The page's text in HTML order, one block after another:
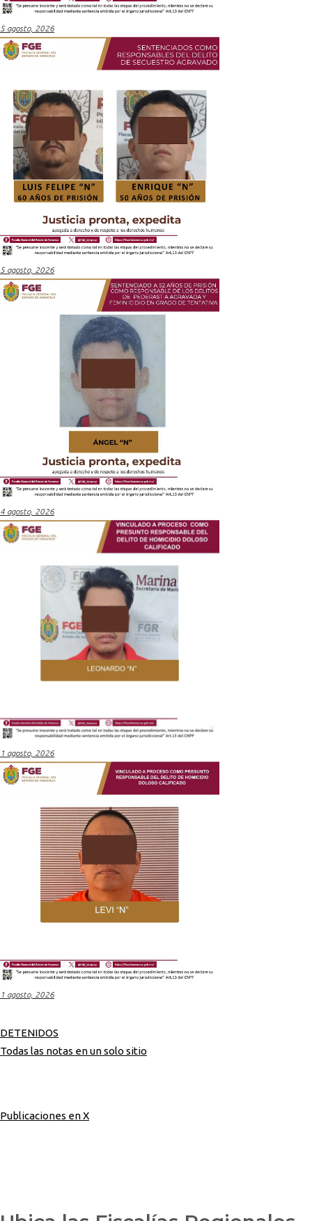
5 agosto, 2026
5 agosto, 2026
4 agosto, 2026
1 agosto, 2026
1 agosto, 2026
DETENIDOS
Todas las notas en un solo sitio
Publicaciones en X